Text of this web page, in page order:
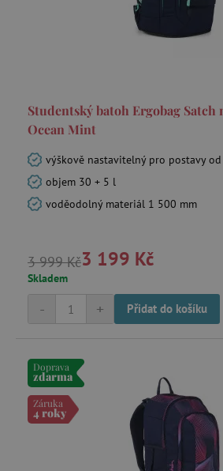
Studentský batoh Ergobag Satch
Ocean Mint
výškově nastavitelný pro postavy
objem 30 + 5 l
voděodolný materiál 1 500 mm
3 999 Kč3 199 Kč
Skladem
+
- Přidat do košíku
Doprava
zdarma
Záruka
4 roky